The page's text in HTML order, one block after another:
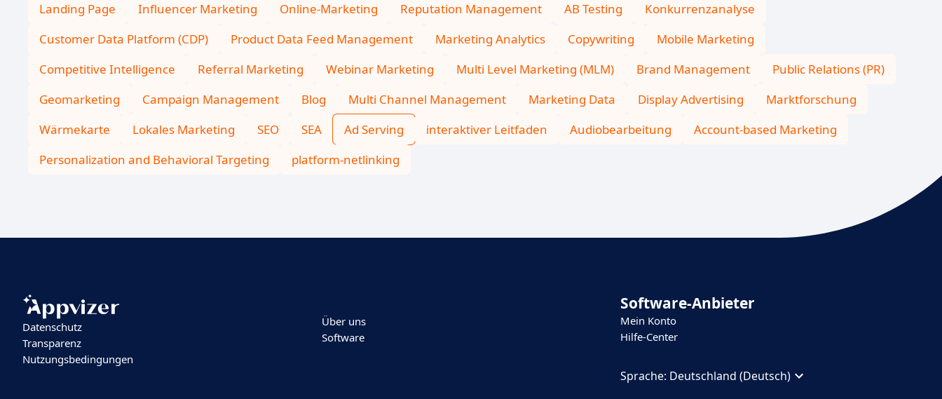
Landing Page
Influencer Marketing Online-Marketing Reputation Management AB Testing
Konkurrenzanalyse
Customer Data Platform (CDP)
Product Data Feed Management Marketing Analytics Copywriting
Mobile Marketing
Competitive Intelligence
Referral Marketing Webinar Marketing Multi Level Marketing (MLM) Brand Management
Public Relations (PR)
Geomarketing
Campaign Management Blog Multi Channel Management Marketing Data Display Advertising
Marktforschung
Wärmekarte
Lokales Marketing SEO SEA Ad Serving interaktiver Leitfaden Audiobearbeitung
Account-based Marketing
Personalization and Behavioral Targeting
platform-netlinking
Datenschutz
Transparenz
Nutzungsbedingungen
Über uns
Software
Software-Anbieter
Mein Konto
Hilfe-Center
Sprache: Deutschland (Deutsch)